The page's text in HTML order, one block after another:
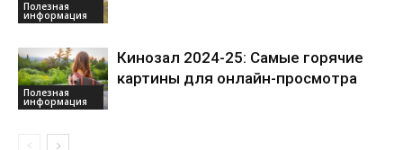
Полезная
информация
Полезная
информация
Кинозал 2024-25: Самые горячие
картины для онлайн-просмотра